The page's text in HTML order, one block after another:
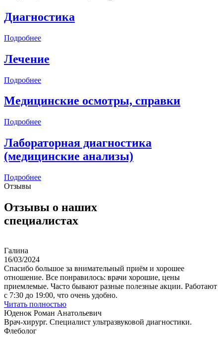
Диагностика
Подробнее
Лечение
Подробнее
Медицинские осмотры, справки
Подробнее
Лабораторная диагностика
(медицинские анализы)
Подробнее
Отзывы
Отзывы о наших
специалистах
Галина
16/03/2024
Спасибо большое за внимательный приём и хорошее
отношение. Все понравилось: врачи хорошие, цены
приемлемые. Часто бывают разные полезные акции. Работают
с 7:30 до 19:00, что очень удобно.
Читать полностью
Юденок Роман Анатольевич
Врач-хирург. Специалист ультразвуковой диагностики.
Флеболог